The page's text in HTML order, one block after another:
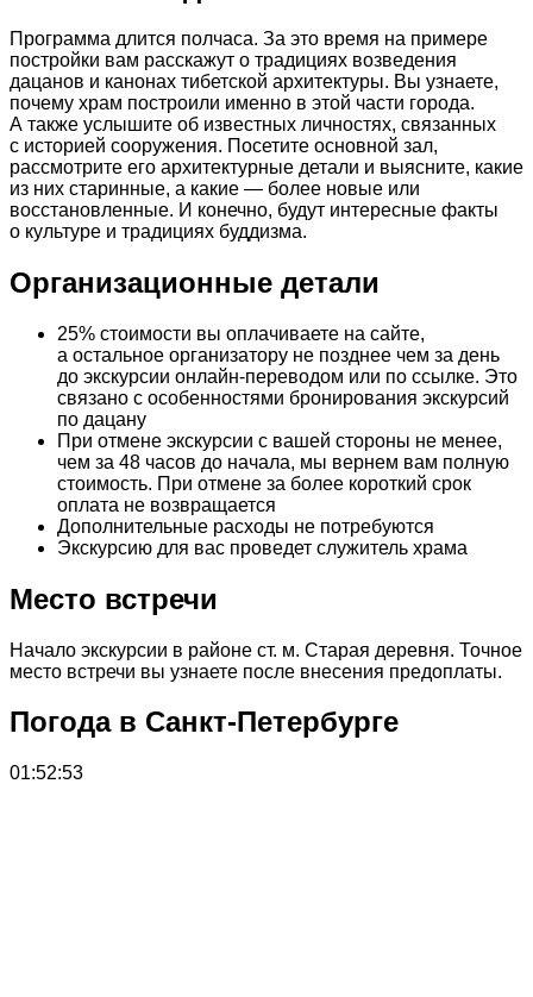
Программа длится полчаса. За это время на примере
постройки вам расскажут о традициях возведения
дацанов и канонах тибетской архитектуры. Вы узнаете,
почему храм построили именно в этой части города.
А также услышите об известных личностях, связанных
с историей сооружения. Посетите основной зал,
рассмотрите его архитектурные детали и выясните, какие
из них старинные, а какие — более новые или
восстановленные. И конечно, будут интересные факты
о культуре и традициях буддизма.
Организационные детали
25% стоимости вы оплачиваете на сайте,
а остальное организатору не позднее чем за день
до экскурсии онлайн-переводом или по ссылке. Это
связано с особенностями бронирования экскурсий
по дацану
При отмене экскурсии с вашей стороны не менее,
чем за 48 часов до начала, мы вернем вам полную
стоимость. При отмене за более короткий срок
оплата не возвращается
Дополнительные расходы не потребуются
Экскурсию для вас проведет служитель храма
Место встречи
Начало экскурсии в районе ст. м. Старая деревня. Точное
место встречи вы узнаете после внесения предоплаты.
Погода в Санкт-Петербурге
01:52:53